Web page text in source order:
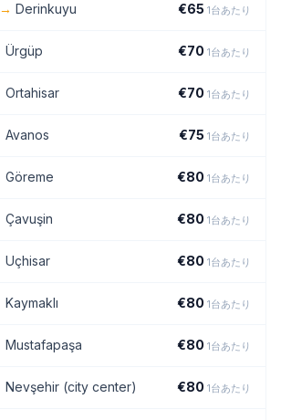
→ Derinkuyu €65 1台あたり
Ürgüp €70 1台あたり
Ortahisar €70 1台あたり
Avanos €75 1台あたり
Göreme €80 1台あたり
Çavuşin €80 1台あたり
Uçhisar €80 1台あたり
Kaymaklı €80 1台あたり
Mustafapaşa €80 1台あたり
Nevşehir (city center) €80 1台あたり